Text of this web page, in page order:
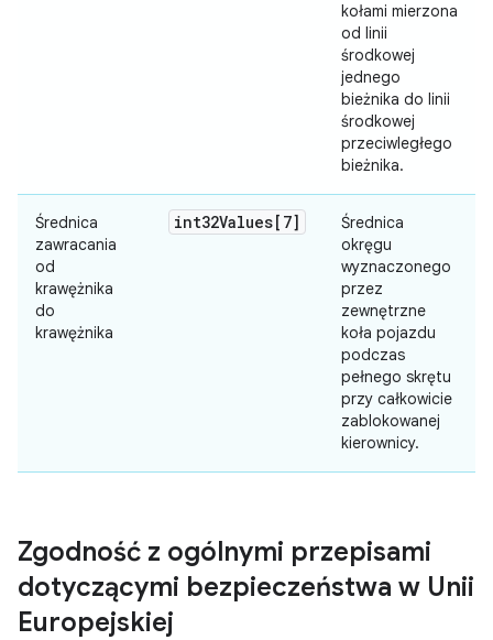
kołami mierzona
od linii
środkowej
jednego
bieżnika do linii
środkowej
przeciwległego
bieżnika.
Średnica
zawracania
od
krawężnika
do
krawężnika
int32Values[7]
Średnica
okręgu
wyznaczonego
przez
zewnętrzne
koła pojazdu
podczas
pełnego skrętu
przy całkowicie
zablokowanej
kierownicy.
Zgodność z ogólnymi przepisami
dotyczącymi bezpieczeństwa w Unii
Europejskiej